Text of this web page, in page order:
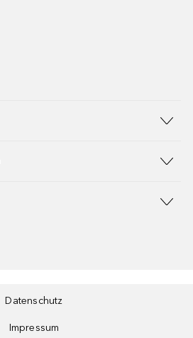
Datenschutz
Impressum